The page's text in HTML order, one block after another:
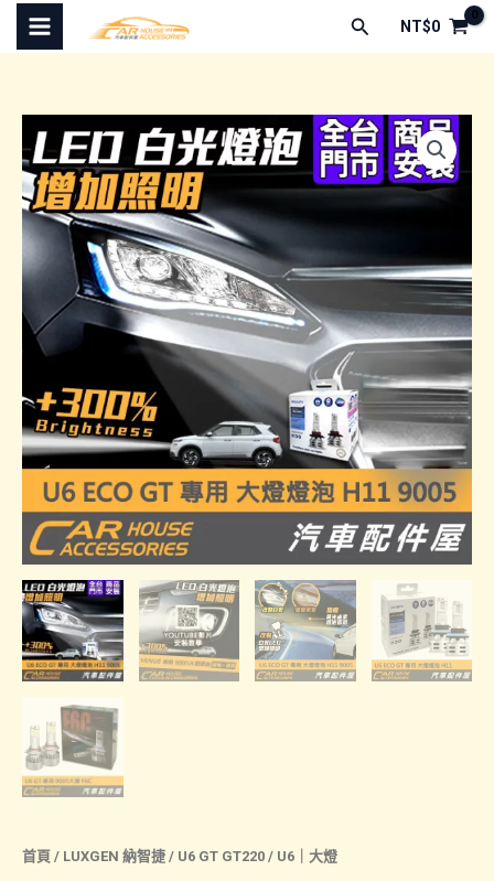
搜
尋
NT$0
首頁 / LUXGEN 納智捷 / U6 GT GT220 / U6｜大燈